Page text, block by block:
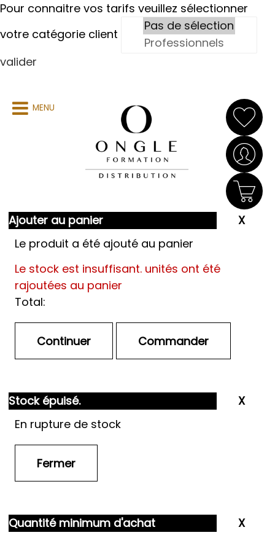
Pour connaitre vos tarifs veuillez sélectionner
votre catégorie client
valider
MENU
Ajouter au panier
Le produit a été ajouté au panier
Le stock est insuffisant. unités ont été
rajoutées au panier
Total:
Stock épuisé.
En rupture de stock
Quantité minimum d'achat